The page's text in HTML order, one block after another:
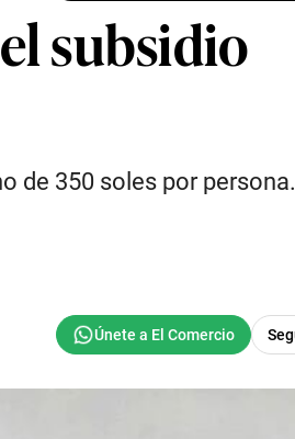
subsidio
de 350 soles por